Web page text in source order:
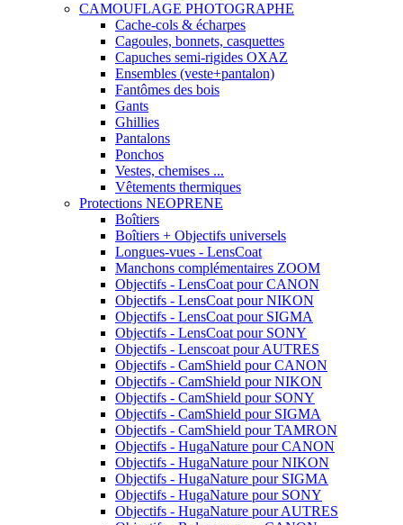
CAMOUFLAGE PHOTOGRAPHE
Cache-cols & écharpes
Cagoules, bonnets, casquettes
Capuches semi-rigides OXAZ
Ensembles (veste+pantalon)
Fantômes des bois
Gants
Ghillies
Pantalons
Ponchos
Vestes, chemises ...
Vêtements thermiques
Protections NEOPRENE
Boîtiers
Boîtiers + Objectifs universels
Longues-vues - LensCoat
Manchons complémentaires ZOOM
Objectifs - LensCoat pour CANON
Objectifs - LensCoat pour NIKON
Objectifs - LensCoat pour SIGMA
Objectifs - LensCoat pour SONY
Objectifs - Lenscoat pour AUTRES
Objectifs - CamShield pour CANON
Objectifs - CamShield pour NIKON
Objectifs - CamShield pour SONY
Objectifs - CamShield pour SIGMA
Objectifs - CamShield pour TAMRON
Objectifs - HugaNature pour CANON
Objectifs - HugaNature pour NIKON
Objectifs - HugaNature pour SIGMA
Objectifs - HugaNature pour SONY
Objectifs - HugaNature pour AUTRES